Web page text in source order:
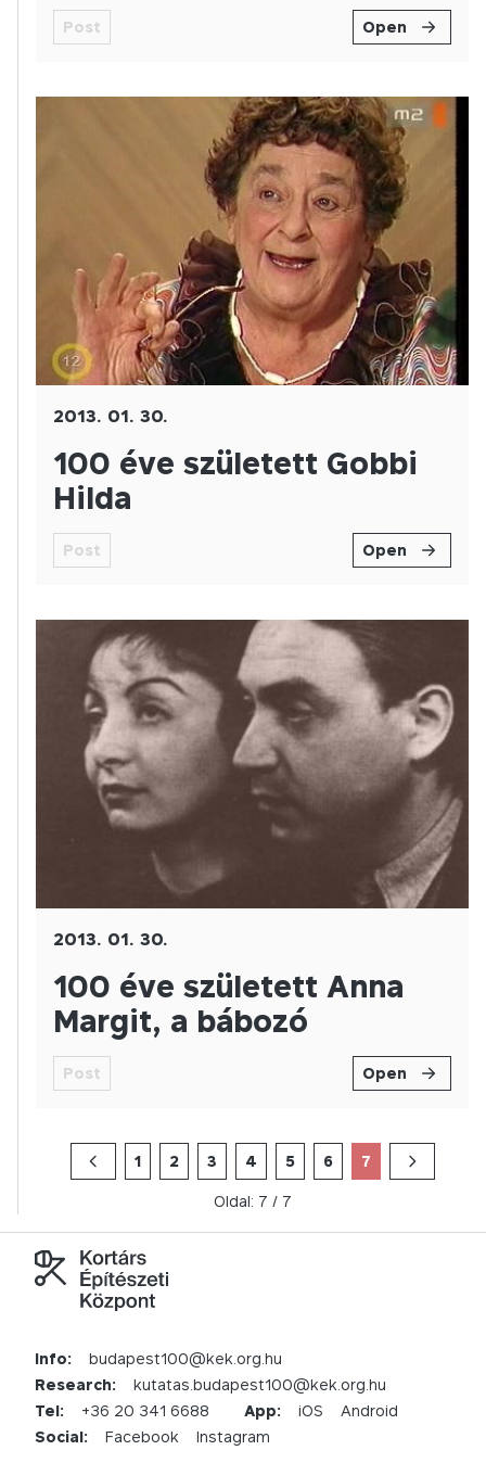
Post Open
2013. 01. 30.
100 éve született Gobbi
Hilda
Post Open
2013. 01. 30.
100 éve született Anna
Margit, a bábozó
Post Open
1 2 3 4 5 6 7
Oldal: 7 / 7
Info:
budapest100@kek.org.hu
Research:
kutatas.budapest100@kek.org.hu
Tel:
+36 20 341 6688 App: iOS
Android
Social:
Facebook Instagram